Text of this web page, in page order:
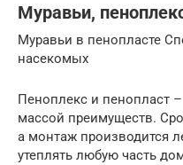
Муравьи,
Муравьи в пенопласте
насекомых
Пеноплекс и пенопласт
массой преимуществ.
а монтаж производится
утеплять любую часть